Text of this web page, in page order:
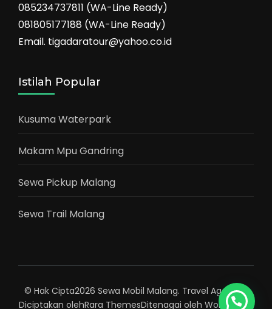
085234737811 (WA-Line Ready)
081805177188 (WA-Line Ready)
Email. tigadaratour@yahoo.co.id
Istilah Popular
Kusuma Waterpark
Makam Mpu Gandring
Sewa Pickup Malang
Sewa Trail Malang
© Hak Cipta2026 Sewa Mobil Malang. Travel Agency |
Diciptakan olehRara ThemesDitenagai oleh WordPress